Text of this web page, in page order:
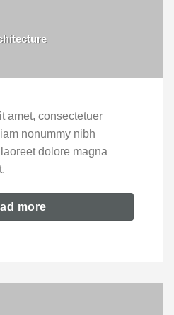
amet, consectetuer
nonummy nibh
dolore magna
more